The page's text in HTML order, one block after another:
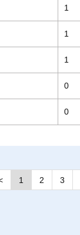
1
1
1
0
0
1 2 3